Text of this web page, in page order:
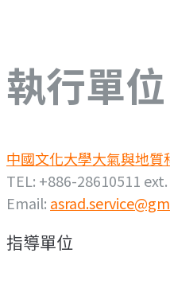
執行單位
中國文化大學大氣與地質
TEL: +886-28610511
Email:
指導單位